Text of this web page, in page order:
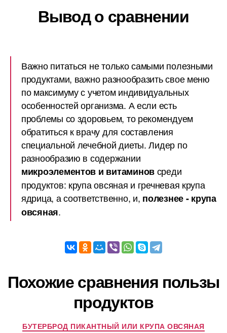
Вывод о сравнении
Важно питаться не только самыми полезными
продуктами, важно разнообразить свое меню
по максимуму с учетом индивидуальных
особенностей организма. А если есть
проблемы со здоровьем, то рекомендуем
обратиться к врачу для составления
специальной лечебной диеты. Лидер по
разнообразию в содержании
микроэлементов и витаминовсреди
продуктов: крупа овсяная и гречневая крупа
ядрица, а соответственно, и, полезнее - крупа
овсяная.
Похожие сравнения пользы
продуктов
БУТЕРБРОД ПИКАНТНЫЙ ИЛИ КРУПА ОВСЯНАЯ